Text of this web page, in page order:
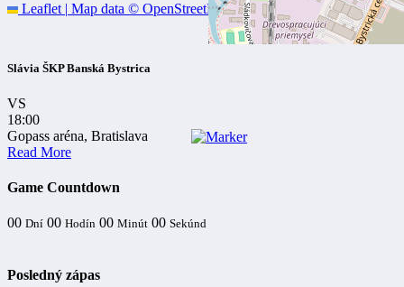
Leaflet | Map data © OpenStreetMapcontributors
Slávia ŠKP Banská Bystrica
VS
18:00
Gopass aréna, Bratislava
Read More
Game Countdown
00 Dní 00 Hodín 00 Minút 00 Sekúnd
Posledný zápas